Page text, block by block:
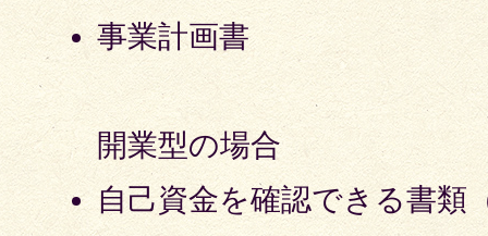
事業計画書
開業型の場合
自己資金を確認できる書類